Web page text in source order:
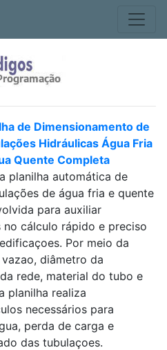
de Dimensionamento de
Hidráulicas Água Fria
Quente Completa
planilha automática de
de água fria e quente
para auxiliar
cálculo rápido e preciso
Por meio da
diâmetro da
rede, material do tubo e
planilha realiza
necessários para
perda de carga e
das tubulaçoes.